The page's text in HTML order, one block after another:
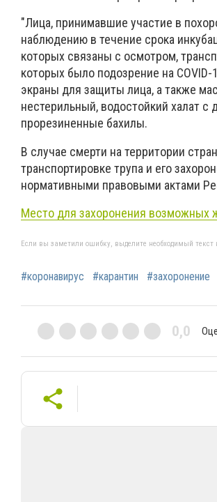
"Лица, принимавшие участие в
наблюдению в течение срока
которых связаны с осмотром,
которых было подозрение на
экраны для защиты лица, а также
нестерильный, водостойкий халат
прорезиненные бахилы.
В случае смерти на территории
транспортировке трупа и его
нормативными правовыми актами
Место для захоронения возможных
Если вы заметили ошибку, выделите необходимый
#коронавирус #карантин #захоронение
0,0